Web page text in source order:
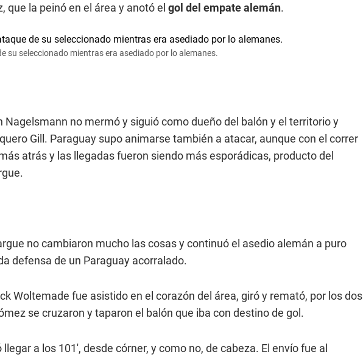
que la peinó en el área y anotó el gol del empate alemán.
su seleccionado mientras era asediado por lo alemanes.
Nagelsmann no mermó y siguió como dueño del balón y el territorio y
Gill. Paraguay supo animarse también a atacar, aunque con el correr
atrás y las llegadas fueron siendo más esporádicas, producto del
no cambiaron mucho las cosas y continuó el asedio alemán a puro
defensa de un Paraguay acorralado.
Woltemade fue asistido en el corazón del área, giró y remató, por los dos
se cruzaron y taparon el balón que iba con destino de gol.
a los 101', desde córner, y como no, de cabeza. El envío fue al